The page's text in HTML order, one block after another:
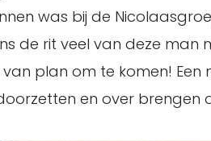
was bij de
de rit veel van deze man
plan om te komen!
en over brengen